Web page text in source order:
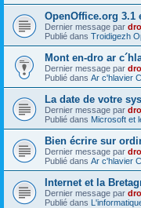
OpenOffice.org
Dernier message par
Publié dans Troidigezh
Mont en-dro ar
Dernier message par
Publié dans Ar c'hlavier
La date de votre
Dernier message par
Publié dans Microsoft et
Bien écrire sur
Dernier message par
Publié dans Ar c'hlavier
Internet et la
Dernier message par
Publié dans